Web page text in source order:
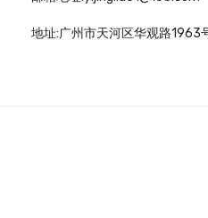
地址:广州市天河区华观路1963